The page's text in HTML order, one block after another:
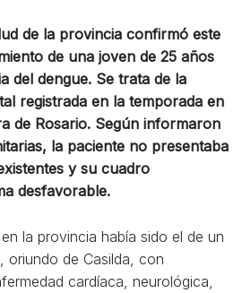
de la provincia confirmó este
de una joven de 25 años
del dengue. Se trata de la
registrada en la temporada en
de Rosario. Según informaron
la paciente no presentaba
y su cuadro
desfavorable.
la provincia había sido el de un
oriundo de Casilda, con
cardíaca, neurológica,